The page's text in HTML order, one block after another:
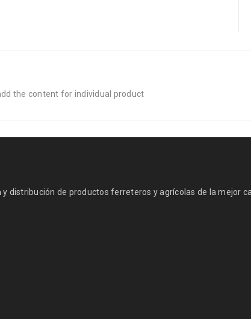
the content for individual product
distribución de productos ferreteros y agrícolas de la mejor